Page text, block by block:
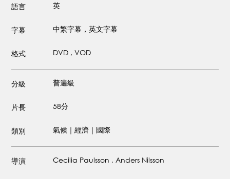
語言 英
字幕 中繁字幕，英文字幕
格式 DVD , VOD
分級 普遍級
片長 58分
類別 氣候｜經濟｜國際
導演 Cecilia Paulsson , Anders Nilsson